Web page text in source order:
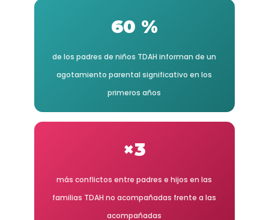
60 %
de los padres de niños TDAH informan de un
agotamiento parental significativo en los
primeros años
×3
más conflictos entre padres e hijos en las
familias TDAH no acompañadas frente a las
acompañadas